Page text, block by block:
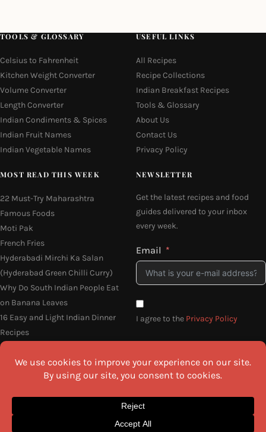
TOOLS & GLOSSARY
Celsius to Fahrenheit
Kitchen Weight Converter
Volume Converter
Length Converter
Indian Condiments & Spices
Indian Fruit Names
Indian Vegetable Names
USEFUL LINKS
All Recipes
Recipe Collections
Indian Breakfast Recipes
Tools & Glossary
About Us
Contact Us
Privacy Policy
MOST READ THIS WEEK
22 Must-Try Maharashtra
Famous Foods
Moti Pak
French Fries
Hyderabadi Mirchi Ka Salan
(Hyderabad Green Chilli Curry)
Why Do South Indian People Eat
on Banana Leaves
16 Easy and Light Indian Dinner
Recipes
NEWSLETTER
Get the latest recipes and food
guides delivered to your inbox
every week.
Email
I agree to the Privacy Policy
SEND ME THE RECIPES